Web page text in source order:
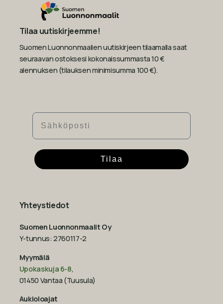
Tilaa uutiskirjeemme!
Suomen Luonnonmaalien uutiskirjeen tilaamalla saat
seuraavan ostoksesi kokonaissummasta 10 €
alennuksen (tilauksen minimisumma 100 €).
Sähköposti
Tilaa
Yhteystiedot
Suomen Luonnonmaalit Oy
Y-tunnus: 2760117-2
Myymälä
Upokaskuja 6-8,
01450 Vantaa (Tuusula)
Aukioloajat